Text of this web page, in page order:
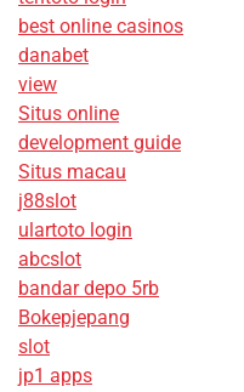
best online casinos
danabet
view
Situs online
development guide
Situs macau
j88slot
ulartoto login
abcslot
bandar depo 5rb
Bokepjepang
slot
jp1 apps